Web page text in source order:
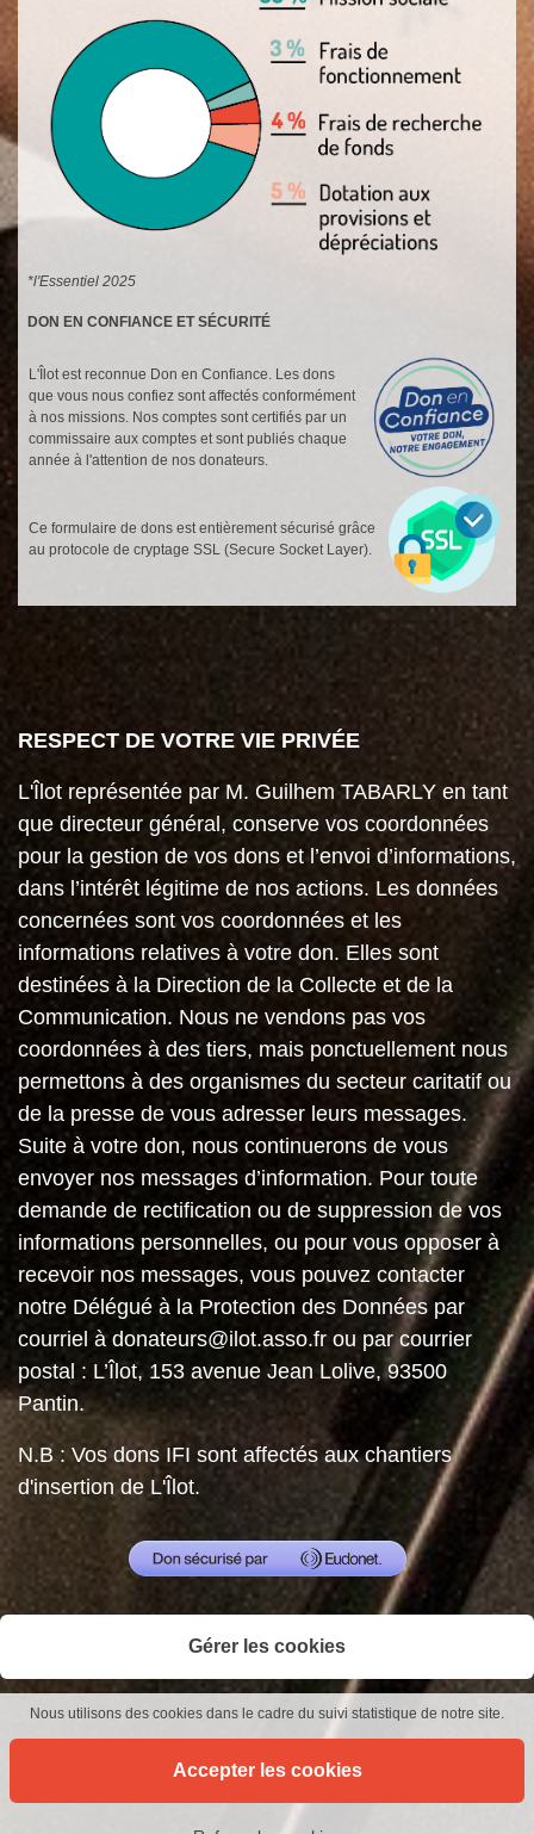
*l'Essentiel 2025
DON EN CONFIANCE ET SÉCURITÉ
L'Îlot est reconnue Don en Confiance. Les dons
que vous nous confiez sont affectés conformément
à nos missions. Nos comptes sont certifiés par un
commissaire aux comptes et sont publiés chaque
année à l'attention de nos donateurs.
Ce formulaire de dons est entièrement sécurisé grâce
au protocole de cryptage SSL (Secure Socket Layer).
RESPECT DE VOTRE VIE PRIVÉE
L'Îlot représentée par M. Guilhem TABARLY en tant
que directeur général, conserve vos coordonnées
pour la gestion de vos dons et l’envoi d’informations,
dans l’intérêt légitime de nos actions. Les données
concernées sont vos coordonnées et les
informations relatives à votre don. Elles sont
destinées à la Direction de la Collecte et de la
Communication. Nous ne vendons pas vos
coordonnées à des tiers, mais ponctuellement nous
permettons à des organismes du secteur caritatif ou
de la presse de vous adresser leurs messages.
Suite à votre don, nous continuerons de vous
envoyer nos messages d’information. Pour toute
demande de rectification ou de suppression de vos
informations personnelles, ou pour vous opposer à
recevoir nos messages, vous pouvez contacter
notre Délégué à la Protection des Données par
courriel à donateurs@ilot.asso.fr ou par courrier
postal : L’Îlot, 153 avenue Jean Lolive, 93500
Pantin.
N.B : Vos dons IFI sont affectés aux chantiers
d'insertion de L'Îlot.
Gérer les cookies
Nous utilisons des cookies dans le cadre du suivi statistique de notre site.
Accepter les cookies